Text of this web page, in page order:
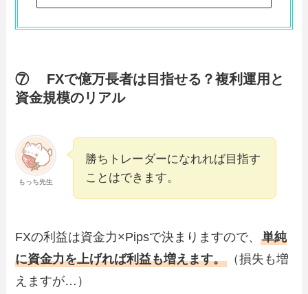
⑦ FXで億万長者は目指せる？複利運用と
資金規模のリアル
もっち先生
勝ちトレーダーになれれば目指す
ことはできます。
FXの利益は資金力×Pipsで決まりますので、単純
に資金力を上げれば利益も増えます。 （損失も増
えますが…）